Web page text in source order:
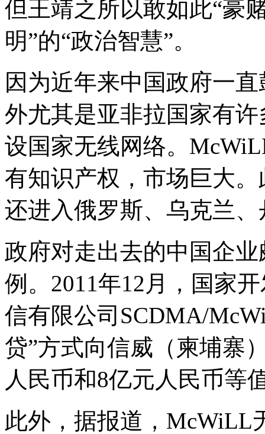
但王靖之所以敢如此“豪
明”的“政治智慧”。
因为近年来中国政府一
外尤其是亚非拉国家有
设国家无线网络。
有知识产权，市场巨大
还进入俄罗斯、乌克兰
政府对走出去的中国企
例。2011年12月，国家
信有限公司SCDMA/
贷”方式向信威（柬埔寨
人民币和8亿元人民币等
此外，据报道，McWiLL